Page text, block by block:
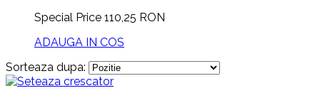
Special Price 110,25 RON
ADAUGA IN COS
Sorteaza dupa: